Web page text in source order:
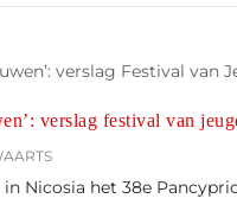
verslag festival van
Nicosia het 38e